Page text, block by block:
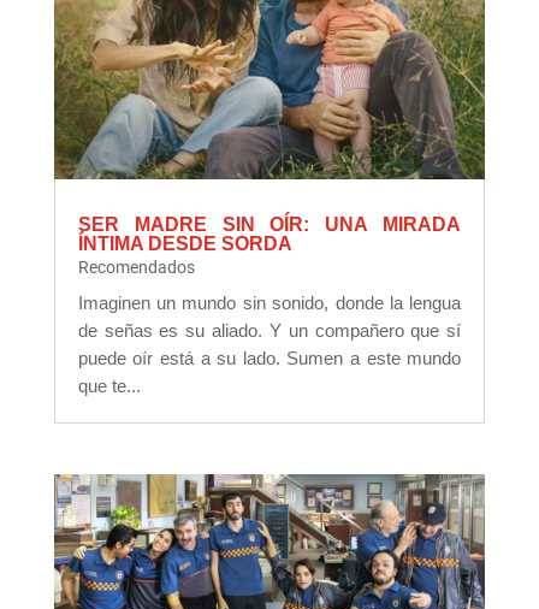
SER MADRE SIN OÍR: UNA MIRADA
ÍNTIMA DESDE SORDA
Recomendados
Imaginen un mundo sin sonido, donde la lengua
de señas es su aliado. Y un compañero que sí
puede oír está a su lado. Sumen a este mundo
que te...